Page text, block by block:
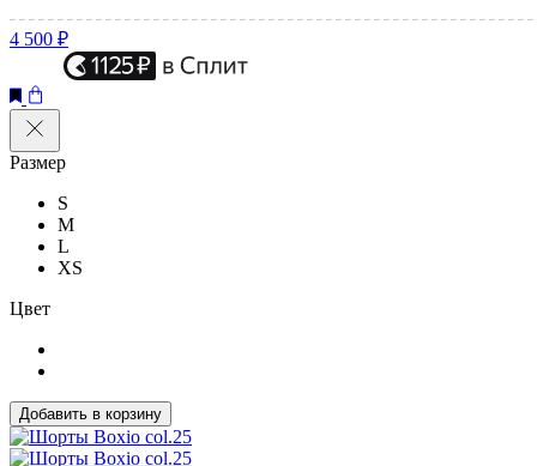
4 500 ₽
Размер
S
M
L
XS
Цвет
Добавить в корзину